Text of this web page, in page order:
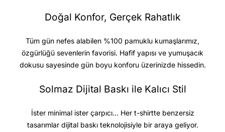
Doğal Konfor, Gerçek Rahatlık
Tüm gün nefes alabilen %100 pamuklu kumaşlarımız,
özgürlüğü sevenlerin favorisi. Hafif yapısı ve yumuşacık
dokusu sayesinde gün boyu konforu üzerinizde hissedin.
Solmaz Dijital Baskı ile Kalıcı Stil
İster minimal ister çarpıcı… Her t-shirtte benzersiz
tasarımlar dijital baskı teknolojisiyle bir araya geliyor.